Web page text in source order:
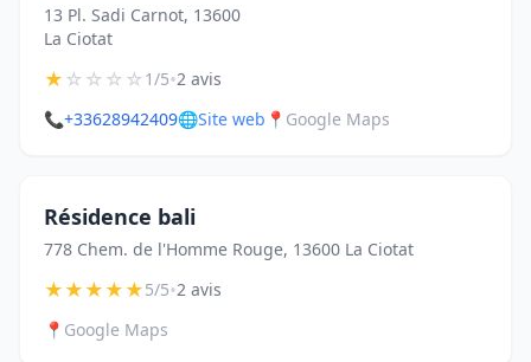
13 Pl. Sadi Carnot, 13600
La Ciotat
★☆☆☆☆1/5•2 avis
📞+33628942409🌐Site web 📍 Google Maps
Résidence bali
778 Chem. de l'Homme Rouge, 13600 La Ciotat
★★★★★5/5•2 avis
📍 Google Maps